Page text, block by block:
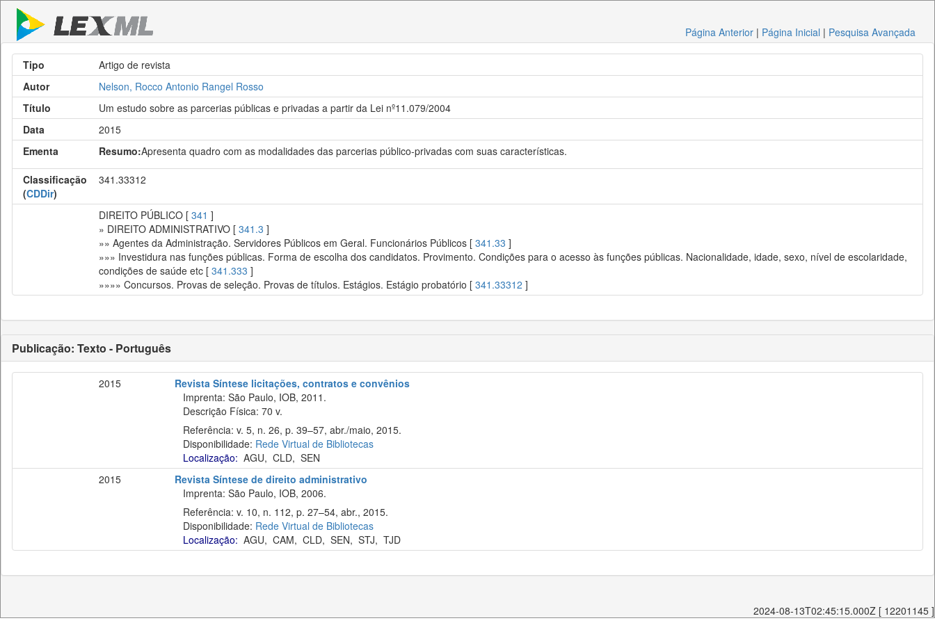
Página Anterior | Página Inicial | Pesquisa Avançada
Tipo
Artigo de revista
Autor
Nelson, Rocco Antonio Rangel Rosso
Título
Um estudo sobre as parcerias públicas e privadas a partir da Lei nº11.079/2004
Data
2015
Ementa
Resumo:Apresenta quadro com as modalidades das parcerias público-privadas com suas características.
Classificação
(CDDir)
341.33312
DIREITO PÚBLICO [ 341 ]
» DIREITO ADMINISTRATIVO [ 341.3 ]
»» Agentes da Administração. Servidores Públicos em Geral. Funcionários Públicos [ 341.33 ]
»»» Investidura nas funções públicas. Forma de escolha dos candidatos. Provimento. Condições para o acesso às funções públicas. Nacionalidade, idade, sexo, nível de escolaridade,
condições de saúde etc [ 341.333 ]
»»»» Concursos. Provas de seleção. Provas de títulos. Estágios. Estágio probatório [ 341.33312 ]
Publicação: Texto - Português
2015
Revista Síntese licitações, contratos e convênios
Imprenta: São Paulo, IOB, 2011.
Descrição Física: 70 v.
Referência: v. 5, n. 26, p. 39–57, abr./maio, 2015.
Disponibilidade: Rede Virtual de Bibliotecas
Localização: AGU, CLD, SEN
2015
Revista Síntese de direito administrativo
Imprenta: São Paulo, IOB, 2006.
Referência: v. 10, n. 112, p. 27–54, abr., 2015.
Disponibilidade: Rede Virtual de Bibliotecas
Localização: AGU, CAM, CLD, SEN, STJ, TJD
2024-08-13T02:45:15.000Z [ 12201145 ]